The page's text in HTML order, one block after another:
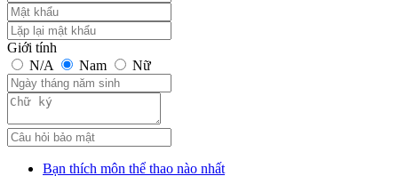
Giới tính
N/A
Nam Nữ
Bạn thích môn thể thao nào nhất